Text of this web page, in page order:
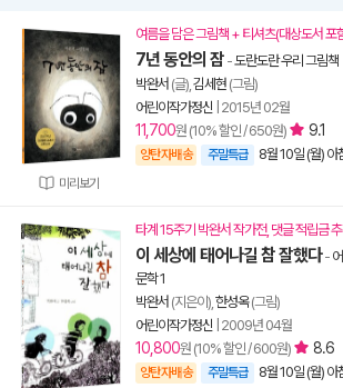
미리보기
여름을 담은 그림책 + 티셔츠(대상도서 포
7년 동안의 잠 -도란도란 우리 그림책
박완서 (글), 김세현 (그림)
어린이작가정신 2015년 02월
11,700원 (10% 할인 / 650원) 9.1
양탄자배송 주말특급 8월 10일 (월) 아
타계 15주기 박완서 작가전, 댓글 적립금
이 세상에 태어나길 참 잘했다-
문학 1
박완서 (지은이), 한성옥(그림)
어린이작가정신 2009년 04월
10,800원 (10% 할인 / 600원) 8.6
양탄자배송 주말특급 8월 10일 (월) 아